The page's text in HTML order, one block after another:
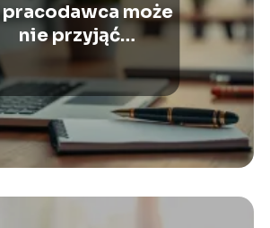
pracodawca może
nie przyjąć